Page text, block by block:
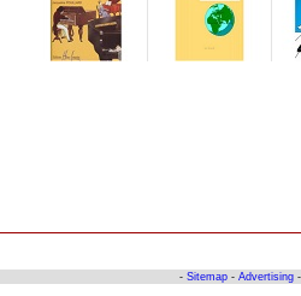
- Sitemap - Advertising